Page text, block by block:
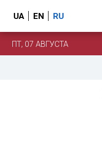
UA EN RU
ПТ, 07 АВГУСТА